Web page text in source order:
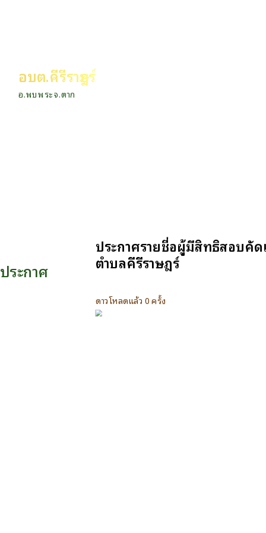
อบต.คีรีราษฎร์
อ.พบพระ จ.ตาก
ประกาศ
ประกาศรายชื่อผู้มีสิทธิสอบคัด
ตำบลคีรีราษฎร์
ดาวโหลดแล้ว 0 ครั้ง